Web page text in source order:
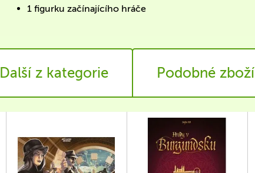
1 figurku začínajícího hráče
Další z kategorie Podobné zboží